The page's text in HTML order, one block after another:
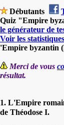
Débutants
Quiz "Empire
le générateur de
Voir les
'Empire byzantin
Merci de vous
résultat.
1. L'Empire
de Théodose I.